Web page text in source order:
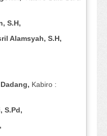
S.H,
Alamsyah, S.H,
Dadang, Kabiro :
S.Pd,